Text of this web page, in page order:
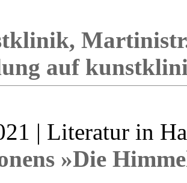
Martinistr.
auf
| Literatur in
»Die